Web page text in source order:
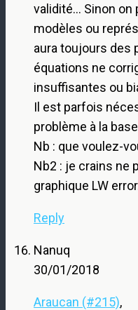
validité… Sinon on
modèles ou
aura toujours des
équations ne
insuffisantes ou
Il est parfois
problème à la
Nb : que voulez-
Nb2 : je crains ne
graphique LW
Reply
Nanuq
30/01/2018
Araucan (#215),